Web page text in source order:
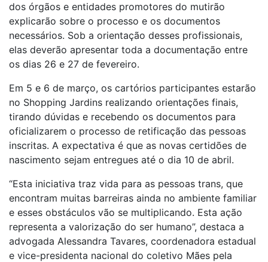
dos órgãos e entidades promotores do mutirão
explicarão sobre o processo e os documentos
necessários. Sob a orientação desses profissionais,
elas deverão apresentar toda a documentação entre
os dias 26 e 27 de fevereiro.
Em 5 e 6 de março, os cartórios participantes estarão
no Shopping Jardins realizando orientações finais,
tirando dúvidas e recebendo os documentos para
oficializarem o processo de retificação das pessoas
inscritas. A expectativa é que as novas certidões de
nascimento sejam entregues até o dia 10 de abril.
“Esta iniciativa traz vida para as pessoas trans, que
encontram muitas barreiras ainda no ambiente familiar
e esses obstáculos vão se multiplicando. Esta ação
representa a valorização do ser humano”, destaca a
advogada Alessandra Tavares, coordenadora estadual
e vice-presidenta nacional do coletivo Mães pela